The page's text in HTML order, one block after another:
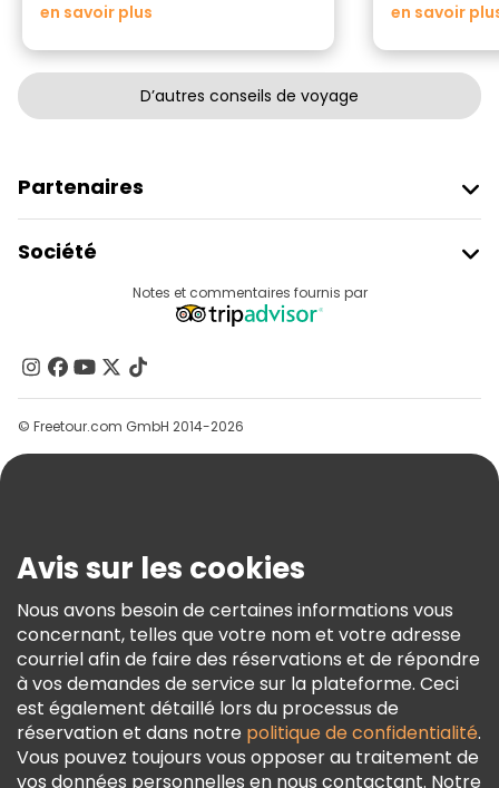
en savoir plus en savoir
D’autres conseils de voyage
Partenaires
Connexion Du Fournisseur
Programme D’affiliation
Société
Contactez-Nous
Groupes
Aide
Conditions Générales Et Mentions Légales
Politique En Matière De Cookies
Freetour Prix
Programme De Fidélité
Notes et commentaires fournis par
© Freetour.com GmbH 2014-2026
Avis sur les cookies
Nous avons besoin de certaines informations vous
concernant, telles que votre nom et votre adresse
courriel afin de faire des réservations et de répondre
à vos demandes de service sur la plateforme. Ceci
est également détaillé lors du processus de
réservation et dans notre politique de confidentialité.
Vous pouvez toujours vous opposer au traitement de
vos données personnelles en nous contactant. Notre